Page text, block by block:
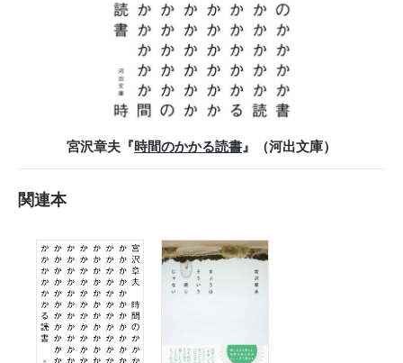
宮沢章夫『時間のかかる読書 』（河出文庫）
関連本